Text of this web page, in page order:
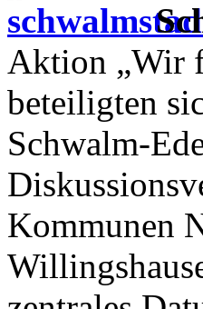
Aktion „Wir
beteiligten
Schwalm-
Kommunen